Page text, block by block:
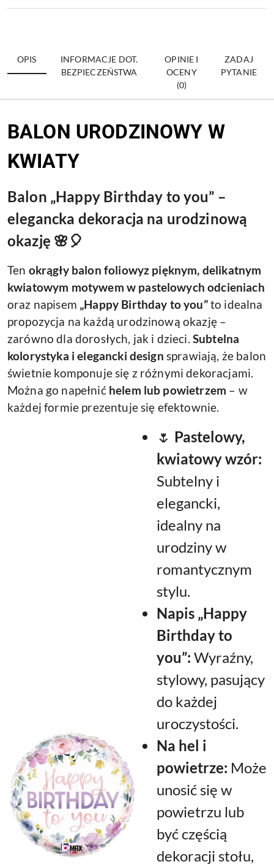
OPIS
INFORMACJE DOT.
BEZPIECZEŃSTWA
OPINIE I
OCENY
(0)
ZADAJ
PYTANIE
BALON URODZINOWY W
KWIATY
Balon „Happy Birthday to you” –
elegancka dekoracja na urodzinową
okazję 🌸🎈
Ten okrągły balon foliowyz pięknym, delikatnym
kwiatowym motywem w pastelowych odcieniach
oraz napisem „Happy Birthday to you”to idealna
propozycja na każdą urodzinową okazję –
zarówno dla dorosłych, jak i dzieci. Subtelna
kolorystyka i elegancki design sprawiają, że balon
świetnie komponuje się z różnymi dekoracjami.
Można go napełnić helem lub powietrzem – w
każdej formie prezentuje się efektownie.
🌷 Pastelowy,
kwiatowy wzór:
Subtelny i
elegancki,
idealny na
urodziny w
romantycznym
stylu.
Napis „Happy
Birthday to
you”: Wyraźny,
stylowy, pasujący
do każdej
uroczystości.
Na hel i
powietrze: Może
unosić się w
powietrzu lub
być częścią
dekoracji stołu,